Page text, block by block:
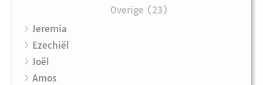
Overige (23)
Jeremia
Ezechiël
Joël
Amos